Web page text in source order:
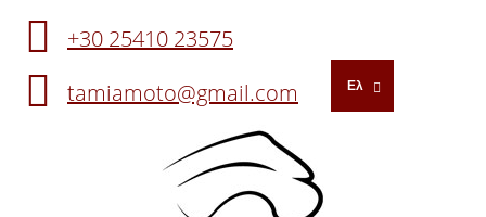
+30 25410 23575
tamiamoto@gmail.com
Ελ